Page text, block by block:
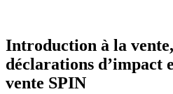
Introduction à la
déclarations d’impact
vente SPIN